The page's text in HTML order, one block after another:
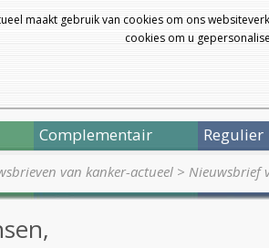
maakt gebruik van cookies om ons
cookies om u
Complementair Regulier
van kanker-actueel > Nieuwsbrief